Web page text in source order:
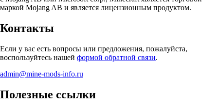
маркой Mojang AB и является лицензионным продуктом.
Контакты
Если у вас есть вопросы или предложения, пожалуйста,
воспользуйтесь нашей формой обратной связи.
admin@mine-mods-info.ru
Полезные ссылки